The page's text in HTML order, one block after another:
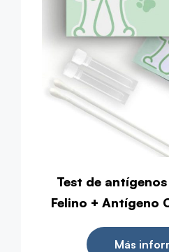
Test de
Felino + Antígeno
Más